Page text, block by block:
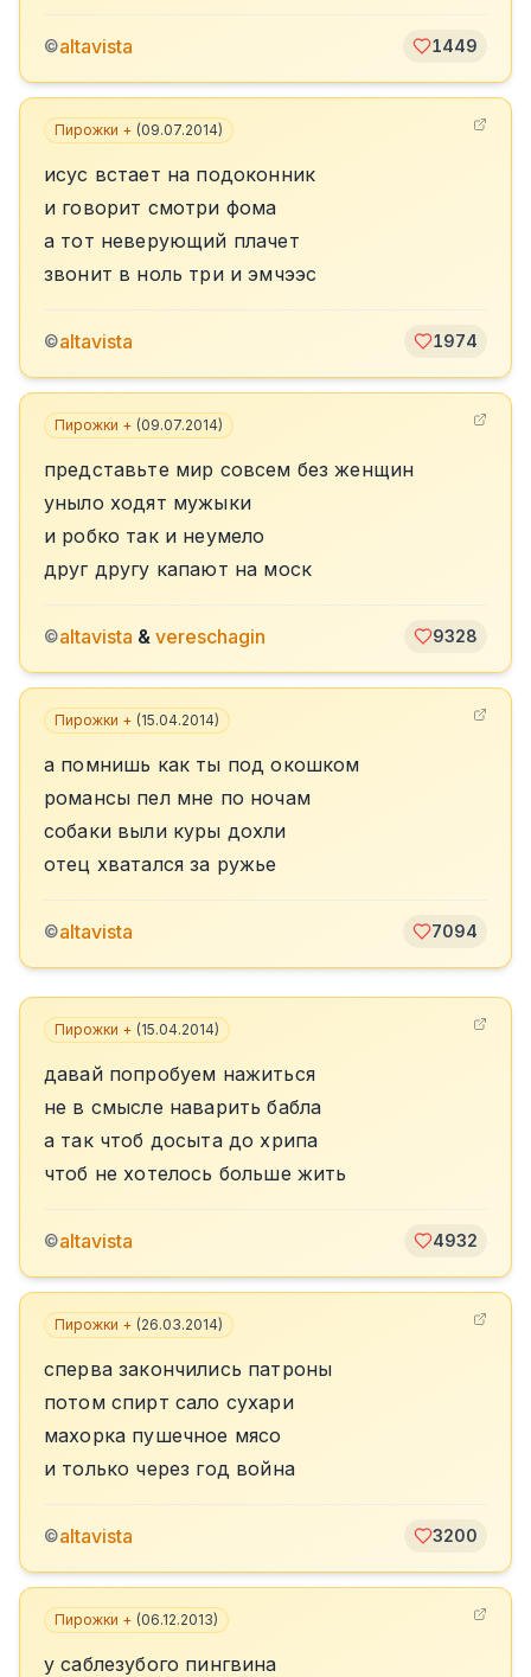
©altavista 1449
Пирожки + (09.07.2014)
исус встает на подоконник
и говорит смотри фома
а тот неверующий плачет
звонит в ноль три и эмчээс
©altavista 1974
Пирожки + (09.07.2014)
представьте мир совсем без женщин
уныло ходят мужыки
и робко так и неумело
друг другу капают на моск
©altavista & vereschagin 9328
Пирожки + (15.04.2014)
а помнишь как ты под окошком
романсы пел мне по ночам
собаки выли куры дохли
отец хватался за ружье
©altavista 7094
Пирожки + (15.04.2014)
давай попробуем нажиться
не в смысле наварить бабла
а так чтоб досыта до хрипа
чтоб не хотелось больше жить
©altavista 4932
Пирожки + (26.03.2014)
сперва закончились патроны
потом спирт сало сухари
махорка пушечное мясо
и только через год война
©altavista 3200
Пирожки + (06.12.2013)
у саблезубого пингвина